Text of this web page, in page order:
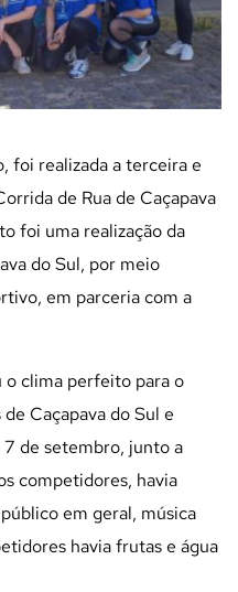
foi realizada a terceira e
de Rua de Caçapava
foi uma realização da
do Sul, por meio
em parceria com a
o clima perfeito para o
Caçapava do Sul e
de setembro, junto a
competidores, havia
em geral, música
havia frutas e água